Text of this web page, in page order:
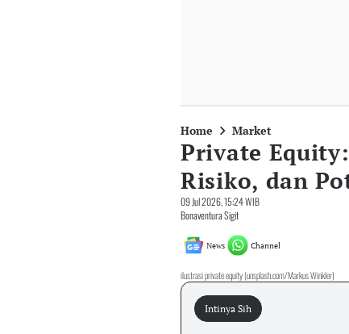
Home Market
Private
Risiko, dan
09 Jul 2026, 15:24 WIB
Bonaventura Sigit
News Channel
ilustrasi private equity (unsplash.com/Markus Winkler)
Intinya Sih